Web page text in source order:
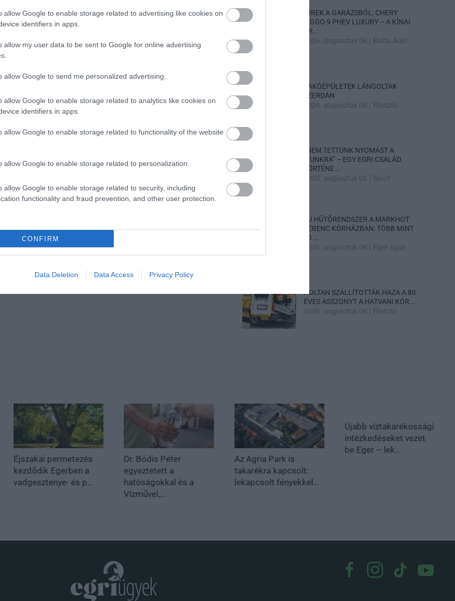
allow Google to enable storage related to advertising like cookies on
identifiers in apps.
allow my user data to be sent to Google for online advertising
allow Google to send me personalized advertising.
allow Google to enable storage related to analytics like cookies on
identifiers in apps.
allow Google to enable storage related to functionality of the website
allow Google to enable storage related to personalization.
allow Google to enable storage related to security, including
functionality and fraud prevention, and other user protection.
CONFIRM
Data Deletion Data Access Privacy Policy
netán a mozgássérülteknek fenntartott
erre engedélye? Vagy a Dobó téren
Fotózza le és küldje el arra a
a belvárosi parkolás helyzetét.
az EGRI ÜGYEK Google Hírek oldalán!
HÍREK A GARÁZSBÓL: CHERY
TIGGO 9 PHEV LUXURY – A KÍNAI
PR...
2026. augusztus 06 Barta Autó
LAKÓÉPÜLETEK LÁNGOLTAK
SZERDÁN
2026. augusztus 06 Riasztó
„NEM TETTÜNK NYOMÁST A
FIUNKRA” – EGY EGRI CSALÁD
TÖRTÉNE...
2026. augusztus 06 Sport
ÚJ HŰTŐRENDSZER A MARKHOT
FERENC KÓRHÁZBAN: TÖBB MINT
70 ...
2026. augusztus 06 Eger ügye
HOLTAN SZÁLLÍTOTTÁK HAZA A 80
ÉVES ASSZONYT A HATVANI KÓR...
2026. augusztus 06 Riasztó
Éjszakai permetezés
kezdődik Egerben a
vadgesztenye- és p...
Dr. Bódis Péter
egyeztetett a
hatóságokkal és a
Vízművel,...
Az Agria Park is
takarékra kapcsolt:
lekapcsolt fényekkel...
Újabb víztakarékossági
intézkedéseket vezet
be Eger – lek...